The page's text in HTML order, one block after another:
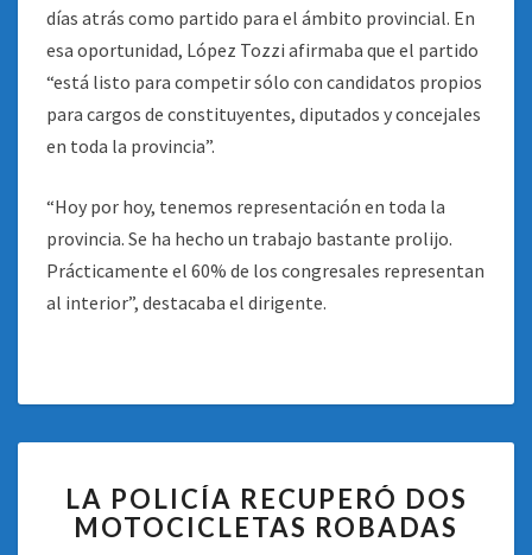
días atrás como partido para el ámbito provincial. En
esa oportunidad, López Tozzi afirmaba que el partido
“está listo para competir sólo con candidatos propios
para cargos de constituyentes, diputados y concejales
en toda la provincia”.
“Hoy por hoy, tenemos representación en toda la
provincia. Se ha hecho un trabajo bastante prolijo.
Prácticamente el 60% de los congresales representan
al interior”, destacaba el dirigente.
POLICÍA
RECUPERÓ
LA POLICÍA RECUPERÓ DOS
MOTOCICLETAS ROBADAS